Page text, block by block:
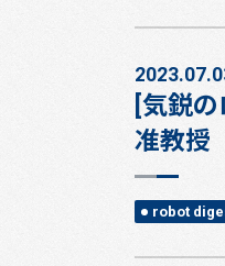
[気鋭
准教授
robot